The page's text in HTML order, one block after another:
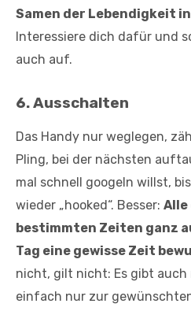
Samen der Lebendigkeit
Interessiere dich dafür und
auch auf.
6. Ausschalten
Das Handy nur weglegen,
Pling, bei der nächsten
mal schnell googeln willst,
wieder „hooked“. Besser: Alle
bestimmten Zeiten ganz
Tag eine gewisse Zeit
nicht, gilt nicht: Es gibt auch
einfach nur zur